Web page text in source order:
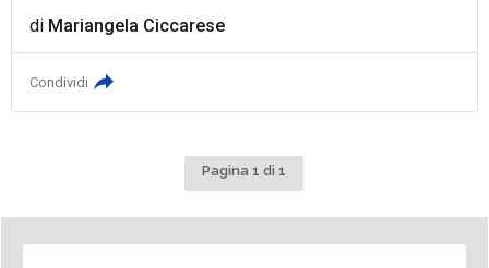
di Mariangela Ciccarese
Condividi
Pagina 1 di 1